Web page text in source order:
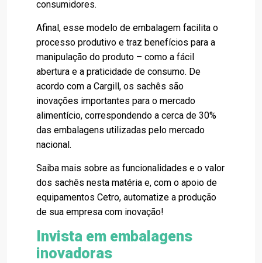
consumidores.
Afinal, esse modelo de embalagem facilita o
processo produtivo e traz benefícios para a
manipulação do produto – como a fácil
abertura e a praticidade de consumo. De
acordo com a Cargill, os sachês são
inovações importantes para o mercado
alimentício, correspondendo a cerca de 30%
das embalagens utilizadas pelo mercado
nacional.
Saiba mais sobre as funcionalidades e o valor
dos sachês nesta matéria e, com o apoio de
equipamentos Cetro, automatize a produção
de sua empresa com inovação!
Invista em embalagens
inovadoras